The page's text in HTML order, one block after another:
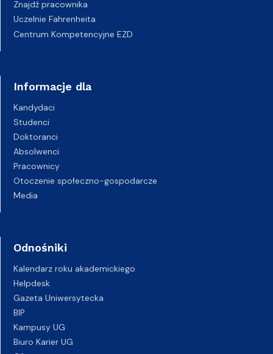
Znajdź pracownika
Uczelnie Fahrenheita
Centrum Kompetencyjne EZD
Informacje dla
Kandydaci
Studenci
Doktoranci
Absolwenci
Pracownicy
Otoczenie społeczno-gospodarcze
Media
Odnośniki
Kalendarz roku akademickiego
Helpdesk
Gazeta Uniwersytecka
BIP
Kampusy UG
Biuro Karier UG